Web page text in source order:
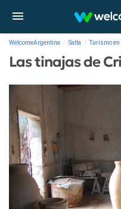
WelcomeArgentina Salta Turismo en
Las tinajas de